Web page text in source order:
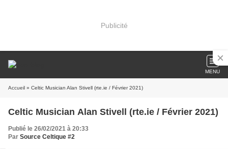
Publicité
MENU
Accueil » Celtic Musician Alan Stivell (rte.ie / Février 2021)
Celtic Musician Alan Stivell (rte.ie / Février 2021)
Publié le 26/02/2021 à 20:33
Par Source Celtique #2